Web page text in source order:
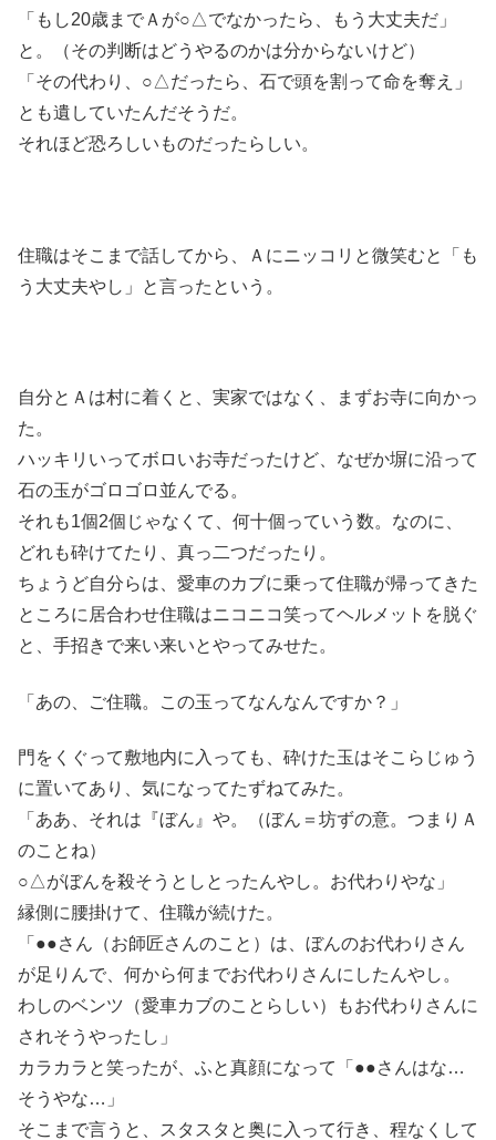
「もし20歳までＡが○△でなかったら、もう大丈夫だ」
と。（その判断はどうやるのかは分からないけど）
「その代わり、○△だったら、石で頭を割って命を奪え」
とも遺していたんだそうだ。
それほど恐ろしいものだったらしい。
住職はそこまで話してから、Ａにニッコリと微笑むと「も
う大丈夫やし」と言ったという。
自分とＡは村に着くと、実家ではなく、まずお寺に向かっ
た。
ハッキリいってボロいお寺だったけど、なぜか塀に沿って
石の玉がゴロゴロ並んでる。
それも1個2個じゃなくて、何十個っていう数。なのに、
どれも砕けてたり、真っ二つだったり。
ちょうど自分らは、愛車のカブに乗って住職が帰ってきた
ところに居合わせ住職はニコニコ笑ってヘルメットを脱ぐ
と、手招きで来い来いとやってみせた。
「あの、ご住職。この玉ってなんなんですか？」
門をくぐって敷地内に入っても、砕けた玉はそこらじゅう
に置いてあり、気になってたずねてみた。
「ああ、それは『ぼん』や。（ぼん＝坊ずの意。つまりＡ
のことね）
○△がぼんを殺そうとしとったんやし。お代わりやな」
縁側に腰掛けて、住職が続けた。
「●●さん（お師匠さんのこと）は、ぼんのお代わりさん
が足りんで、何から何までお代わりさんにしたんやし。
わしのベンツ（愛車カブのことらしい）もお代わりさんに
されそうやったし」
カラカラと笑ったが、ふと真顔になって「●●さんはな…
そうやな…」
そこまで言うと、スタスタと奥に入って行き、程なくして